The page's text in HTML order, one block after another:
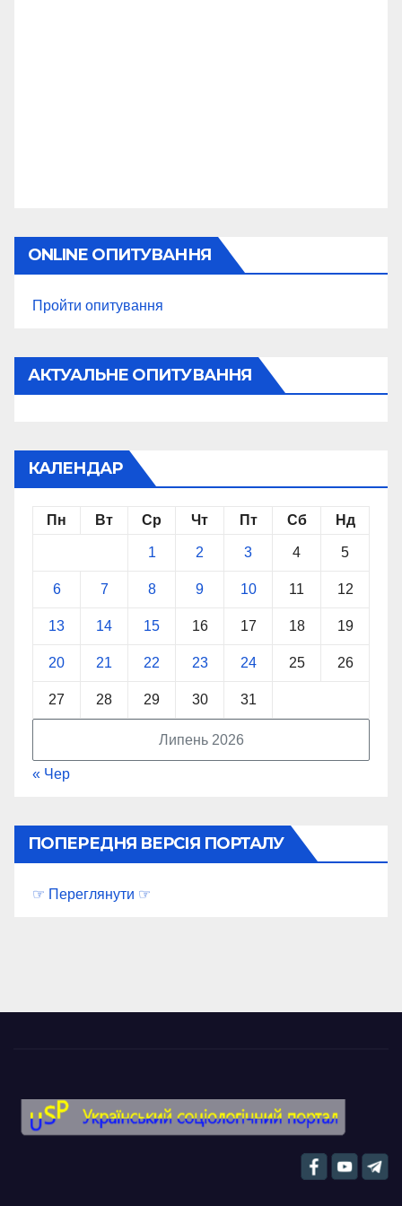
ONLINE ОПИТУВАННЯ
Пройти опитування
АКТУАЛЬНЕ ОПИТУВАННЯ
КАЛЕНДАР
Липень 2026
Пн Вт Ср Чт Пт Сб Нд
1 2 3 4 5
6 7 8 9 10 11 12
13 14 15 16 17 18 19
20 21 22 23 24 25 26
27 28 29 30 31
« Чер
ПОПЕРЕДНЯ ВЕРСІЯ ПОРТАЛУ
☞ Переглянути ☞